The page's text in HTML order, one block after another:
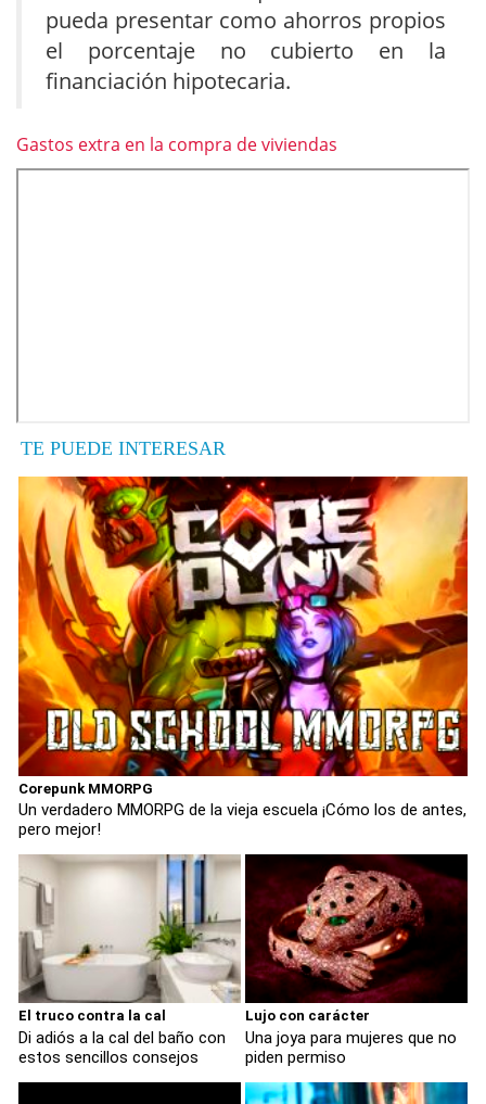
pueda presentar como ahorros propios
el porcentaje no cubierto en la
financiación hipotecaria.
Gastos extra en la compra de viviendas
TE PUEDE INTERESAR
Corepunk MMORPG
Un verdadero MMORPG de la vieja escuela ¡Cómo los de antes,
pero mejor!
El truco contra la cal
Di adiós a la cal del baño con
estos sencillos consejos
Lujo con carácter
Una joya para mujeres que no
piden permiso